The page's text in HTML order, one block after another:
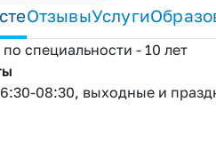
ОтзывыУслуги
специальности - 10 лет
08:30, выходные и